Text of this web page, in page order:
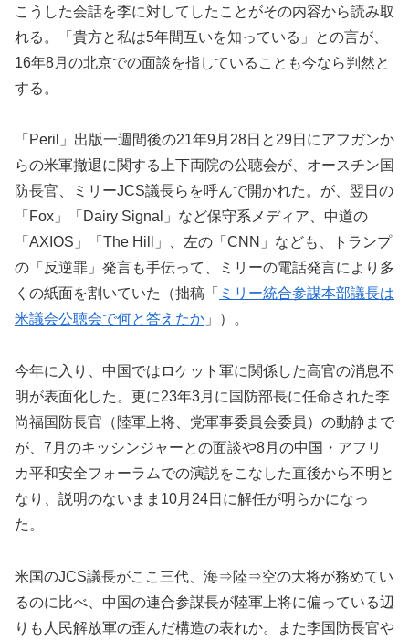
こうした会話を李に対してしたことがその内容から読み取
れる。「貴方と私は5年間互いを知っている」との言が、
16年8月の北京での面談を指していることも今なら判然と
する。
「Peril」出版一週間後の21年9月28日と29日にアフガンか
らの米軍撤退に関する上下両院の公聴会が、オースチン国
防長官、ミリーJCS議長らを呼んで開かれた。が、翌日の
「Fox」「Dairy Signal」など保守系メディア、中道の
「AXIOS」「The Hill」、左の「CNN」なども、トランプ
の「反逆罪」発言も手伝って、ミリーの電話発言により多
くの紙面を割いていた（拙稿「 ミリー統合参謀本部議長は
米議会公聴会で何と答えたか 」）。
今年に入り、中国ではロケット軍に関係した高官の消息不
明が表面化した。更に23年3月に国防部長に任命された李
尚福国防長官（陸軍上将、党軍事委員会委員）の動静まで
が、7月のキッシンジャーとの面談や8月の中国・アフリ
カ平和安全フォーラムでの演説をこなした直後から不明と
なり、説明のないまま10月24日に解任が明らかになっ
た。
米国のJCS議長がここ三代、海⇒陸⇒空の大将が務めてい
るのに比べ、中国の連合参謀長が陸軍上将に偏っている辺
りも人民解放軍の歪んだ構造の表れか。また李国防長官や